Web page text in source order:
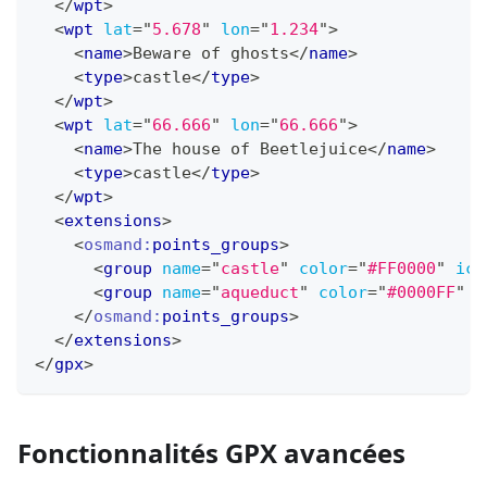
</wpt>
<wpt lat="5.678" lon="1.234">
<name>Beware of ghosts</name>
<type>castle</type>
</wpt>
<wpt lat="66.666" lon="66.666">
<name>The house of Beetlejuice</name>
<type>castle</type>
</wpt>
<extensions>
<osmand: points_groups>
<group name="castle" color="#FF0000"
<group name="aqueduct" color="#0000FF"
</osmand: points_groups>
</extensions>
</gpx>
Fonctionnalités GPX avancées